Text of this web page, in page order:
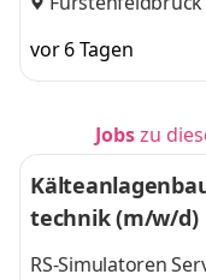
vor 6 Tagen
Jobszu
technik (m/w/d)
RS-Simulatoren